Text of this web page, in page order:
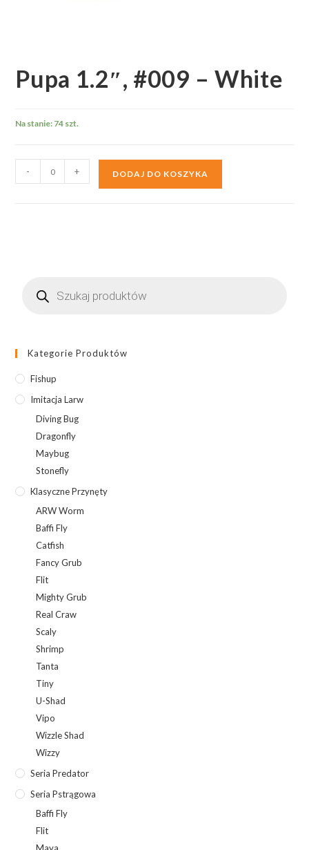
Pupa 1.2″, #009 – White
Na stanie: 74 szt.
Pupa
- + DODAJ DO KOSZYKA
produktów
Kategorie Produktów
Fishup
Imitacja Larw
Diving Bug
Dragonfly
Maybug
Stonefly
Klasyczne Przynęty
ARW Worm
Baffi Fly
Catfish
Fancy Grub
Flit
Mighty Grub
Real Craw
Scaly
Shrimp
Tanta
Tiny
U-Shad
Vipo
Wizzle Shad
Wizzy
Seria Predator
Seria Pstrągowa
Baffi Fly
Flit